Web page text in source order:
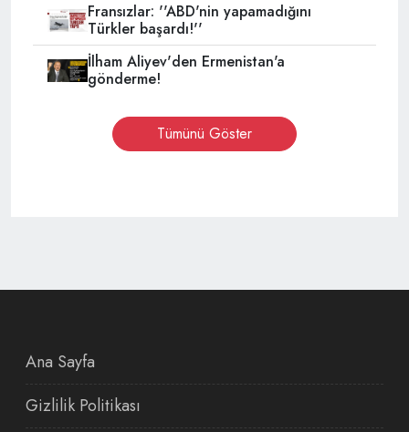
Fransızlar: ''ABD'nin yapamadığını
Türkler başardı!''
İlham Aliyev'den Ermenistan'a
gönderme!
Tümünü Göster
Ana Sayfa
Gizlilik Politikası